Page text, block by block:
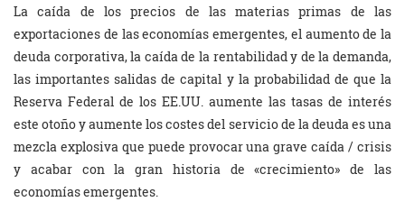
La caída de los precios de las materias primas de las
exportaciones de las economías emergentes, el aumento de la
deuda corporativa, la caída de la rentabilidad y de la demanda,
las importantes salidas de capital y la probabilidad de que la
Reserva Federal de los EE.UU. aumente las tasas de interés
este otoño y aumente los costes del servicio de la deuda es una
mezcla explosiva que puede provocar una grave caída / crisis
y acabar con la gran historia de «crecimiento» de las
economías emergentes.